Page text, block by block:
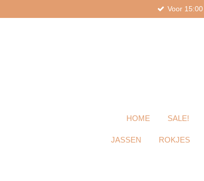
direct
Voor
HOME SALE!
JASSEN ROKJES